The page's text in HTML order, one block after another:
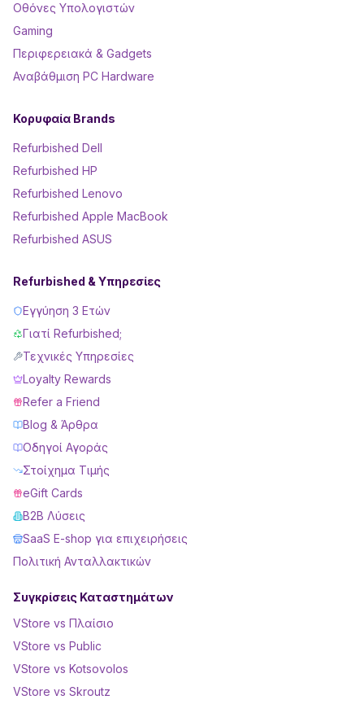
Οθόνες Υπολογιστών
Gaming
Περιφερειακά & Gadgets
Αναβάθμιση PC Hardware
Κορυφαία Brands
Refurbished Dell
Refurbished HP
Refurbished Lenovo
Refurbished Apple MacBook
Refurbished ASUS
Refurbished & Υπηρεσίες
Εγγύηση 3 Ετών
Γιατί Refurbished;
Τεχνικές Υπηρεσίες
Loyalty Rewards
Refer a Friend
Blog & Άρθρα
Οδηγοί Αγοράς
Στοίχημα Τιμής
eGift Cards
B2B Λύσεις
SaaS E-shop για επιχειρήσεις
Πολιτική Ανταλλακτικών
Συγκρίσεις Καταστημάτων
VStore vs Πλαίσιο
VStore vs Public
VStore vs Kotsovolos
VStore vs Skroutz